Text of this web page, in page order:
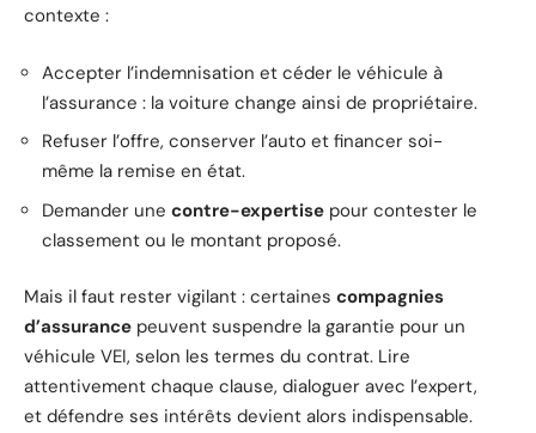
contexte :
Accepter l’indemnisation et céder le véhicule à
l’assurance : la voiture change ainsi de propriétaire.
Refuser l’offre, conserver l’auto et financer soi-
même la remise en état.
Demander une contre-expertise pour contester le
classement ou le montant proposé.
Mais il faut rester vigilant : certaines compagnies
d’assurance peuvent suspendre la garantie pour un
véhicule VEI, selon les termes du contrat. Lire
attentivement chaque clause, dialoguer avec l’expert,
et défendre ses intérêts devient alors indispensable.